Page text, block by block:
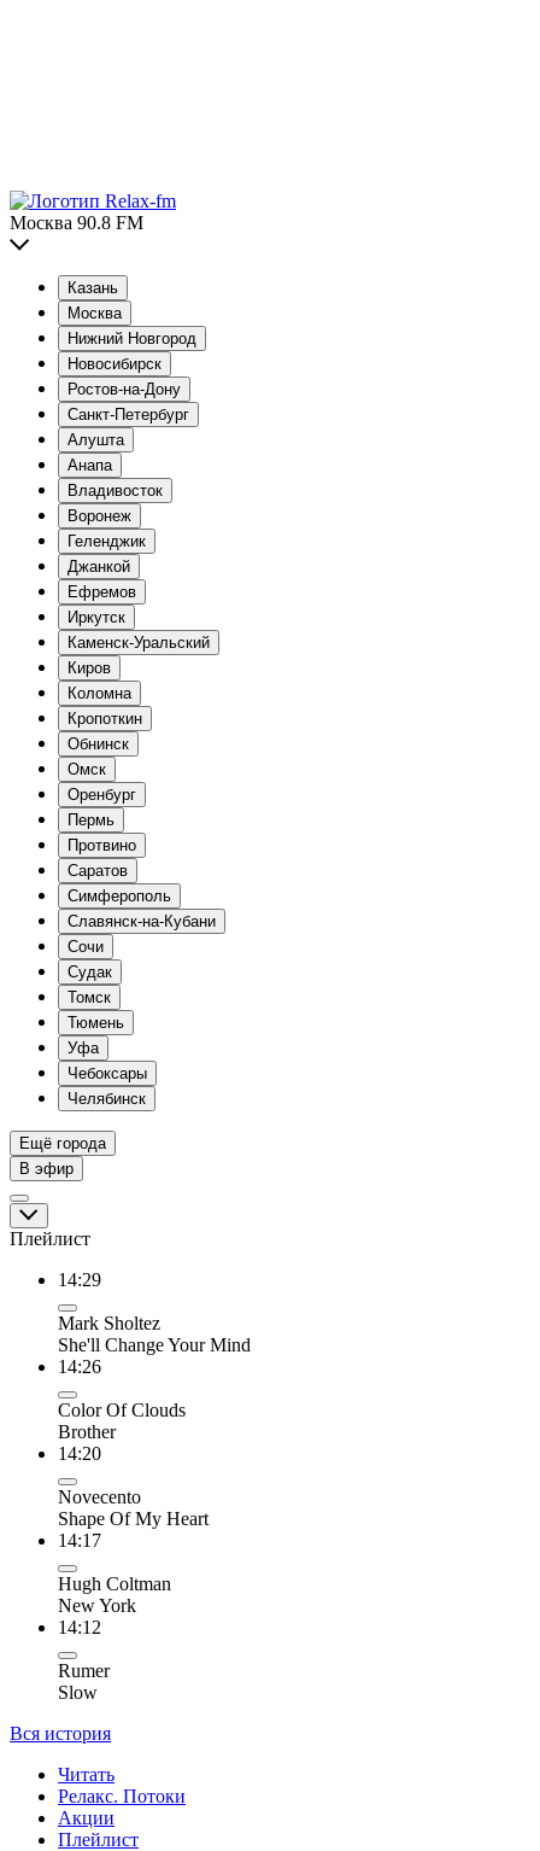
Москва 90.8 FM
Казань
Москва
Нижний Новгород
Новосибирск
Ростов-на-Дону
Санкт-Петербург
Алушта
Анапа
Владивосток
Воронеж
Геленджик
Джанкой
Ефремов
Иркутск
Каменск-Уральский
Киров
Коломна
Кропоткин
Обнинск
Омск
Оренбург
Пермь
Протвино
Саратов
Симферополь
Славянск-на-Кубани
Сочи
Судак
Томск
Тюмень
Уфа
Чебоксары
Челябинск
Ещё города
В эфир
Плейлист
14:29
Mark Sholtez
She'll Change Your Mind
14:26
Color Of Clouds
Brother
14:20
Novecento
Shape Of My Heart
14:17
Hugh Coltman
New York
14:12
Rumer
Slow
Вся история
Читать
Релакс. Потоки
Акции
Плейлист